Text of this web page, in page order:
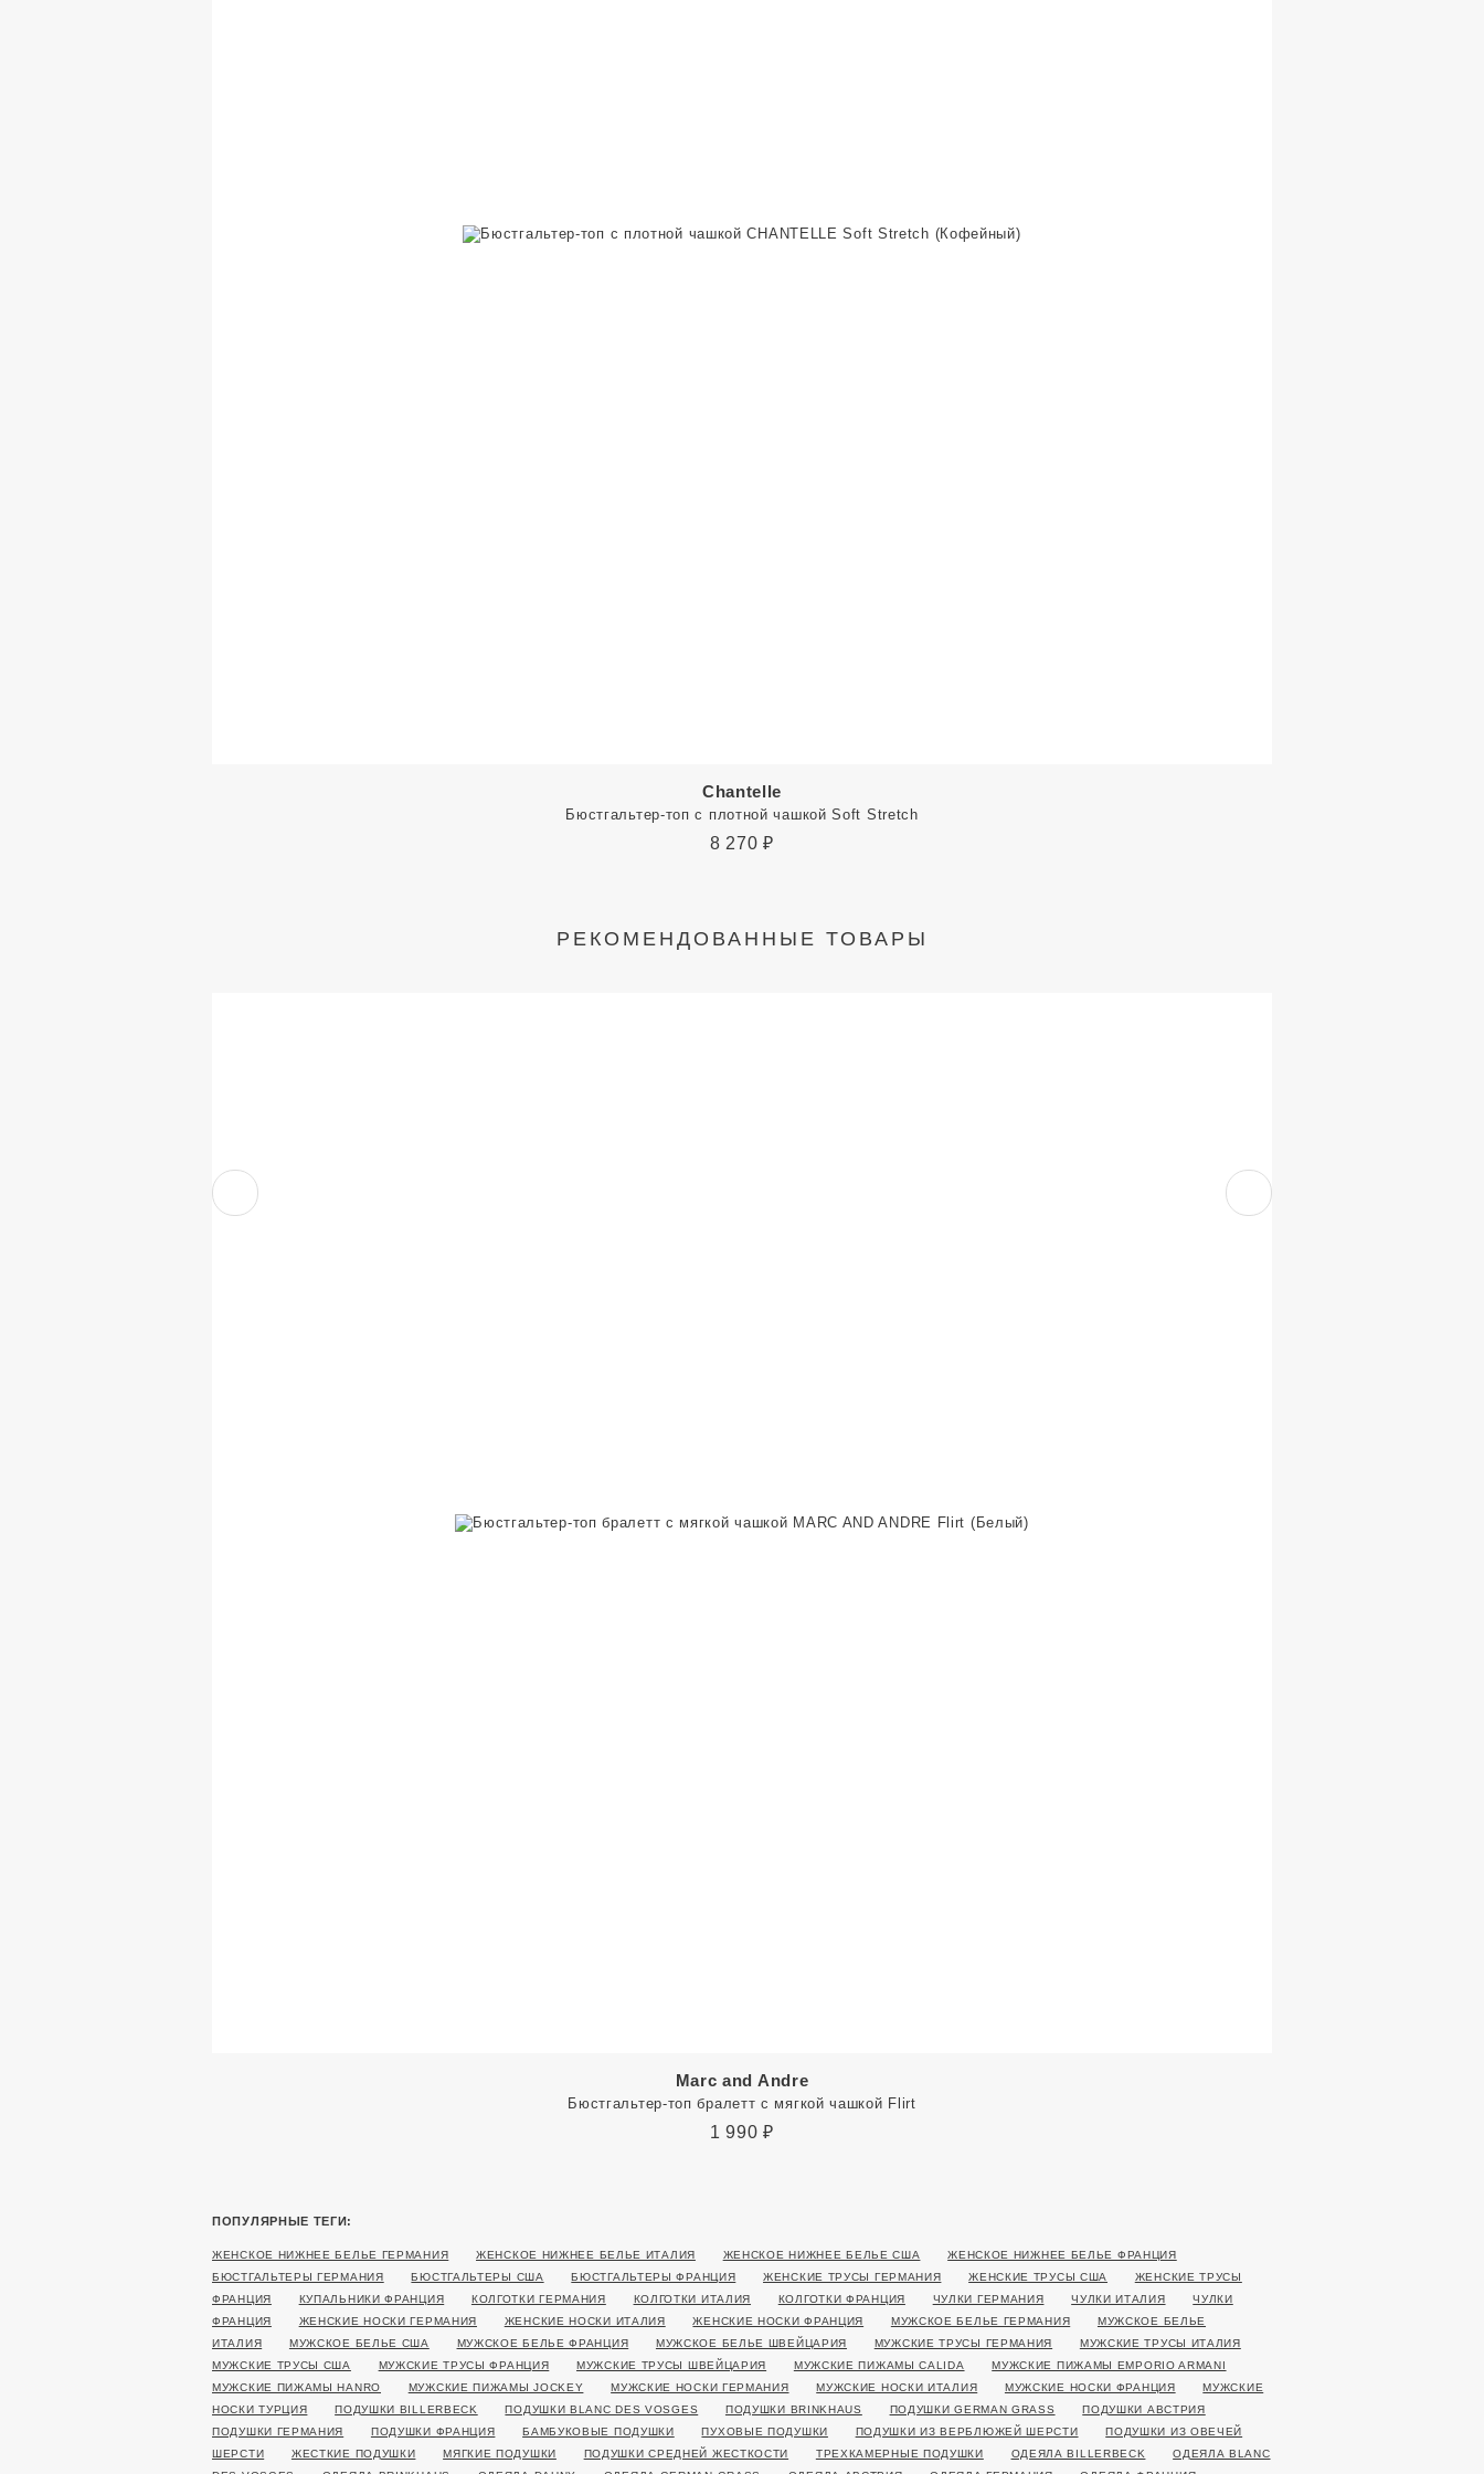
Chantelle
Бюстгальтер-топ с плотной чашкой Soft Stretch
8 270 ₽
РЕКОМЕНДОВАННЫЕ ТОВАРЫ
Marc and Andre
Бюстгальтер-топ бралетт с мягкой чашкой Flirt
1 990 ₽
ПОПУЛЯРНЫЕ ТЕГИ:
ЖЕНСКОЕ НИЖНЕЕ БЕЛЬЕ ГЕРМАНИЯ ЖЕНСКОЕ НИЖНЕЕ БЕЛЬЕ ИТАЛИЯ ЖЕНСКОЕ НИЖНЕЕ БЕЛЬЕ США
ЖЕНСКОЕ НИЖНЕЕ БЕЛЬЕ ФРАНЦИЯ
БЮСТГАЛЬТЕРЫ ГЕРМАНИЯ
БЮСТГАЛЬТЕРЫ США БЮСТГАЛЬТЕРЫ ФРАНЦИЯ ЖЕНСКИЕ ТРУСЫ ГЕРМАНИЯ ЖЕНСКИЕ ТРУСЫ США
ЖЕНСКИЕ ТРУСЫ
ФРАНЦИЯ
КУПАЛЬНИКИ ФРАНЦИЯ КОЛГОТКИ ГЕРМАНИЯ КОЛГОТКИ ИТАЛИЯ КОЛГОТКИ ФРАНЦИЯ ЧУЛКИ ГЕРМАНИЯ ЧУЛКИ ИТАЛИЯ
ЧУЛКИ
ФРАНЦИЯ
ЖЕНСКИЕ НОСКИ ГЕРМАНИЯ ЖЕНСКИЕ НОСКИ ИТАЛИЯ ЖЕНСКИЕ НОСКИ ФРАНЦИЯ МУЖСКОЕ БЕЛЬЕ ГЕРМАНИЯ
МУЖСКОЕ БЕЛЬЕ
ИТАЛИЯ
МУЖСКОЕ БЕЛЬЕ США МУЖСКОЕ БЕЛЬЕ ФРАНЦИЯ МУЖСКОЕ БЕЛЬЕ ШВЕЙЦАРИЯ МУЖСКИЕ ТРУСЫ ГЕРМАНИЯ
МУЖСКИЕ ТРУСЫ ИТАЛИЯ
МУЖСКИЕ ТРУСЫ США
МУЖСКИЕ ТРУСЫ ФРАНЦИЯ МУЖСКИЕ ТРУСЫ ШВЕЙЦАРИЯ МУЖСКИЕ ПИЖАМЫ CALIDA
МУЖСКИЕ ПИЖАМЫ EMPORIO ARMANI
МУЖСКИЕ ПИЖАМЫ HANRO
МУЖСКИЕ ПИЖАМЫ JOCKEY МУЖСКИЕ НОСКИ ГЕРМАНИЯ МУЖСКИЕ НОСКИ ИТАЛИЯ МУЖСКИЕ НОСКИ ФРАНЦИЯ
МУЖСКИЕ
НОСКИ ТУРЦИЯ
ПОДУШКИ BILLERBECK ПОДУШКИ BLANC DES VOSGES ПОДУШКИ BRINKHAUS ПОДУШКИ GERMAN GRASS
ПОДУШКИ АВСТРИЯ
ПОДУШКИ ГЕРМАНИЯ
ПОДУШКИ ФРАНЦИЯ БАМБУКОВЫЕ ПОДУШКИ ПУХОВЫЕ ПОДУШКИ ПОДУШКИ ИЗ ВЕРБЛЮЖЕЙ ШЕРСТИ
ПОДУШКИ ИЗ ОВЕЧЕЙ
ШЕРСТИ
ЖЕСТКИЕ ПОДУШКИ МЯГКИЕ ПОДУШКИ ПОДУШКИ СРЕДНЕЙ ЖЕСТКОСТИ ТРЕХКАМЕРНЫЕ ПОДУШКИ ОДЕЯЛА BILLERBECK
ОДЕЯЛА BLANC